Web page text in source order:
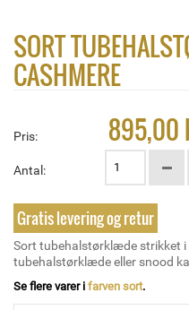
SORT
CASHMERE
Pris: 895,00
Antal:
Gratis levering og retur
Sort tubehalstørklæde strikket i
tubehalstørklæde eller snood
Se flere varer i farven sort.